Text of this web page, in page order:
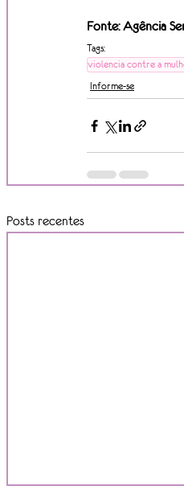
Fonte: Agência
Tags:
violencia contre a
Informe-se
Posts recentes